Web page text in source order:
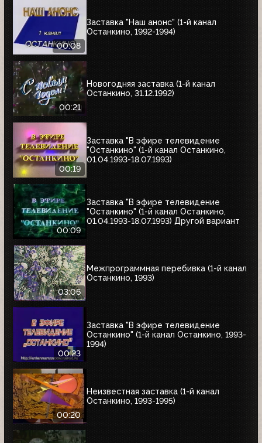
00:08
Заставка "Наш анонс" (1-й канал
Останкино, 1992-1994)
00:21
Новогодняя заставка (1-й канал
Останкино, 31.12.1992)
00:19
Заставка "В эфире телевидение
"Останкино" (1-й канал Останкино,
01.04.1993-18.07.1993)
00:09
Заставка "В эфире телевидение
"Останкино" (1-й канал Останкино,
01.04.1993-18.07.1993) Другой вариант
03:06
Межпрограммная перебивка (1-й канал
Останкино, 1993)
00:23
Заставка "В эфире телевидение
Останкино" (1-й канал Останкино, 1993-
1994)
00:20
Неизвестная заставка (1-й канал
Останкино, 1993-1995)